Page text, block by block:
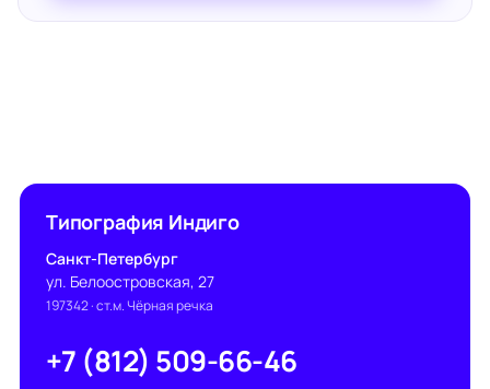
Типография Индиго
Санкт-Петербург
ул. Белоостровская, 27
197342· ст.м. Чёрная речка
+7 (812) 509-66-46